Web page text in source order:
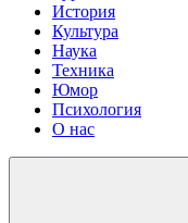
История
Культура
Наука
Техника
Юмор
Психология
О нас